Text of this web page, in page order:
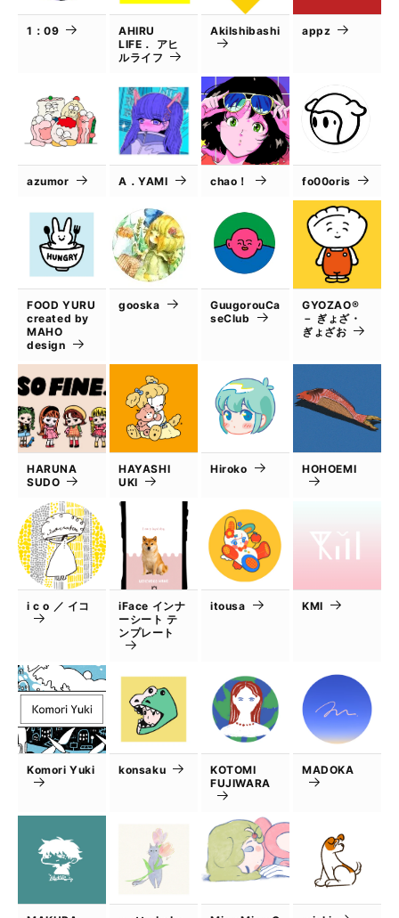
1：09
AHIRU
LIFE． アヒ
ルライフ
AkiIshibashi appz
azumor A．YAMI chao！ fo00oris
FOOD YURU
created by
MAHO
design
gooska
GuugorouCa
seClub
GYOZAO®
－ ぎょざ・
ぎょざお
HARUNA
SUDO
HAYASHI
UKI
Hiroko HOHOEMI
i c o ／ イコ
iFace インナ
ーシート テ
ンプレート
itousa KMI
Komori Yuki konsaku
KOTOMI
FUJIWARA
MADOKA